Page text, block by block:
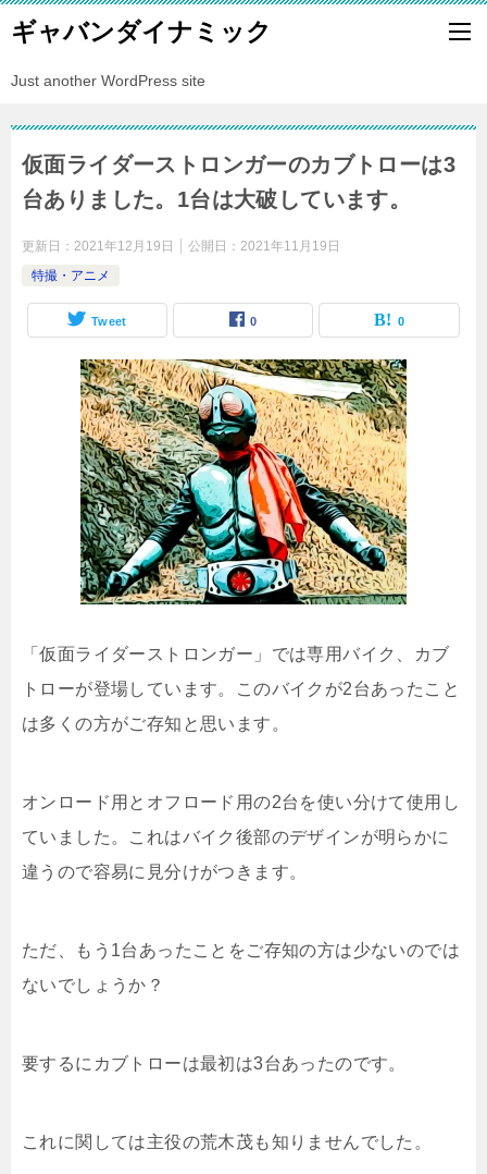
ギャバンダイナミック
Just another WordPress site
仮面ライダーストロンガーのカブトローは3
台ありました。1台は大破しています。
更新日： 2021年12月19日 公開日： 2021年11月19日
特撮・アニメ
Tweet 0 0
「仮面ライダーストロンガー」では専用バイク、カブ
トローが登場しています。このバイクが2台あったこと
は多くの方がご存知と思います。
オンロード用とオフロード用の2台を使い分けて使用し
ていました。これはバイク後部のデザインが明らかに
違うので容易に見分けがつきます。
ただ、もう1台あったことをご存知の方は少ないのでは
ないでしょうか？
要するにカブトローは最初は3台あったのです。
これに関しては主役の荒木茂も知りませんでした。